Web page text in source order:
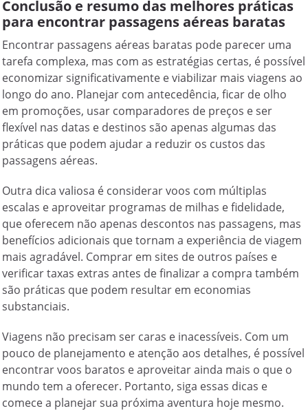
Conclusão e resumo das melhores práticas
para encontrar passagens aéreas baratas
Encontrar passagens aéreas baratas pode parecer uma
tarefa complexa, mas com as estratégias certas, é possível
economizar significativamente e viabilizar mais viagens ao
longo do ano. Planejar com antecedência, ficar de olho
em promoções, usar comparadores de preços e ser
flexível nas datas e destinos são apenas algumas das
práticas que podem ajudar a reduzir os custos das
passagens aéreas.
Outra dica valiosa é considerar voos com múltiplas
escalas e aproveitar programas de milhas e fidelidade,
que oferecem não apenas descontos nas passagens, mas
benefícios adicionais que tornam a experiência de viagem
mais agradável. Comprar em sites de outros países e
verificar taxas extras antes de finalizar a compra também
são práticas que podem resultar em economias
substanciais.
Viagens não precisam ser caras e inacessíveis. Com um
pouco de planejamento e atenção aos detalhes, é possível
encontrar voos baratos e aproveitar ainda mais o que o
mundo tem a oferecer. Portanto, siga essas dicas e
comece a planejar sua próxima aventura hoje mesmo.